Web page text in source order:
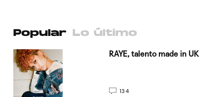
Popular Lo último
RAYE, talento made in UK
134